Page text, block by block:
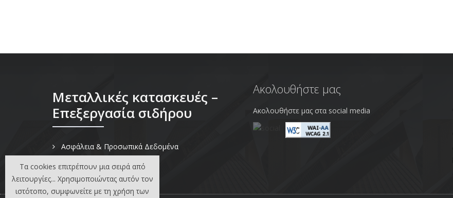
Μεταλλικές κατασκευές –
Επεξεργασία σιδήρου
Ασφάλεια & Προσωπικά Δεδομένα
Ακολουθήστε μας
Ακολουθήστε μας στα social media
Τα cookies επιτρέπουν μια σειρά από
λειτουργίες... Χρησιμοποιώντας αυτόν τον
ιστότοπο, συμφωνείτε με τη χρήση των